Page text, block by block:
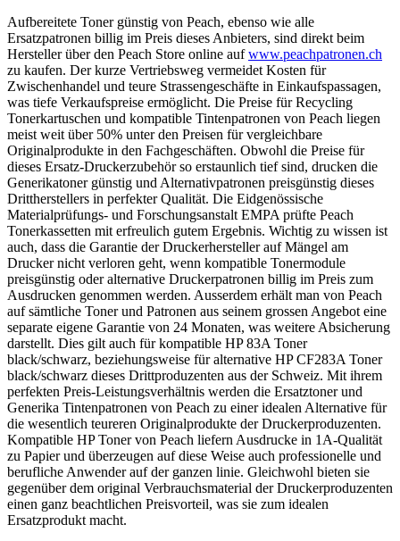
Aufbereitete Toner günstig von Peach, ebenso wie alle
Ersatzpatronen billig im Preis dieses Anbieters, sind direkt beim
Hersteller über den Peach Store online aufwww.peachpatronen.ch
zu kaufen. Der kurze Vertriebsweg vermeidet Kosten für
Zwischenhandel und teure Strassengeschäfte in Einkaufspassagen,
was tiefe Verkaufspreise ermöglicht. Die Preise für Recycling
Tonerkartuschen und kompatible Tintenpatronen von Peach liegen
meist weit über 50% unter den Preisen für vergleichbare
Originalprodukte in den Fachgeschäften. Obwohl die Preise für
dieses Ersatz-Druckerzubehör so erstaunlich tief sind, drucken die
Generikatoner günstig und Alternativpatronen preisgünstig dieses
Drittherstellers in perfekter Qualität. Die Eidgenössische
Materialprüfungs- und Forschungsanstalt EMPA prüfte Peach
Tonerkassetten mit erfreulich gutem Ergebnis. Wichtig zu wissen ist
auch, dass die Garantie der Druckerhersteller auf Mängel am
Drucker nicht verloren geht, wenn kompatible Tonermodule
preisgünstig oder alternative Druckerpatronen billig im Preis zum
Ausdrucken genommen werden. Ausserdem erhält man von Peach
auf sämtliche Toner und Patronen aus seinem grossen Angebot eine
separate eigene Garantie von 24 Monaten, was weitere Absicherung
darstellt. Dies gilt auch für kompatible HP 83A Toner
black/schwarz, beziehungsweise für alternative HP CF283A Toner
black/schwarz dieses Drittproduzenten aus der Schweiz. Mit ihrem
perfekten Preis-Leistungsverhältnis werden die Ersatztoner und
Generika Tintenpatronen von Peach zu einer idealen Alternative für
die wesentlich teureren Originalprodukte der Druckerproduzenten.
Kompatible HP Toner von Peach liefern Ausdrucke in 1A-Qualität
zu Papier und überzeugen auf diese Weise auch professionelle und
berufliche Anwender auf der ganzen linie. Gleichwohl bieten sie
gegenüber dem original Verbrauchsmaterial der Druckerproduzenten
einen ganz beachtlichen Preisvorteil, was sie zum idealen
Ersatzprodukt macht.